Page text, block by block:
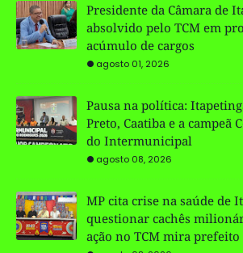
Presidente da Câmara de
absolvido pelo TCM em
acúmulo de cargos
agosto 01, 2026
Pausa na política:
Preto, Caatiba e a campeã
do Intermunicipal
agosto 08, 2026
MP cita crise na saúde de
questionar cachês
ação no TCM mira prefeito